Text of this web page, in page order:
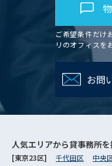
ご希望条件だけ
リのオフィスを
お問
人気エリアから貸事務所を
[東京23区] 千代田区 中央